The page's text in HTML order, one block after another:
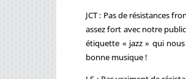
JCT : Pas de résistances
assez fort avec notre
étiquette « jazz » qui
bonne musique !